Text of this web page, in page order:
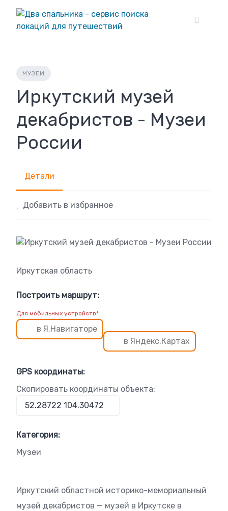
content
МУЗЕИ
Иркутский музей
декабристов - Музеи
России
Детали
Добавить в избранное
Иркутская область
Построить маршрут:
Для мобильных устройств*
в Я.Навигаторе
в Яндекс.Картах
GPS координаты:
Скопировать координаты объекта:
Категория:
Музеи
Иркутский областной историко-мемориальный
музей декабристов — музей в Иркутске в